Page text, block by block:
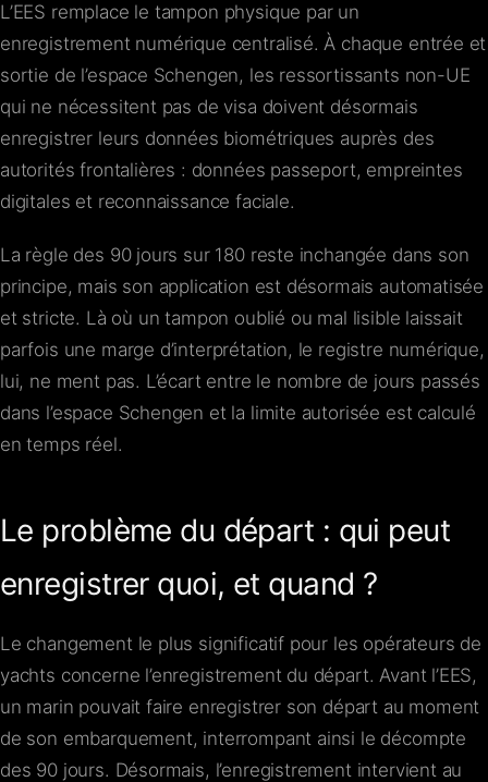
L’EES remplace le tampon physique par un
enregistrement numérique centralisé. À chaque entrée et
sortie de l’espace Schengen, les ressortissants non-UE
qui ne nécessitent pas de visa doivent désormais
enregistrer leurs données biométriques auprès des
autorités frontalières : données passeport, empreintes
digitales et reconnaissance faciale.
La règle des 90 jours sur 180 reste inchangée dans son
principe, mais son application est désormais automatisée
et stricte. Là où un tampon oublié ou mal lisible laissait
parfois une marge d’interprétation, le registre numérique,
lui, ne ment pas. L’écart entre le nombre de jours passés
dans l’espace Schengen et la limite autorisée est calculé
en temps réel.
Le problème du départ : qui peut
enregistrer quoi, et quand ?
Le changement le plus significatif pour les opérateurs de
yachts concerne l’enregistrement du départ. Avant l’EES,
un marin pouvait faire enregistrer son départ au moment
de son embarquement, interrompant ainsi le décompte
des 90 jours. Désormais, l’enregistrement intervient au